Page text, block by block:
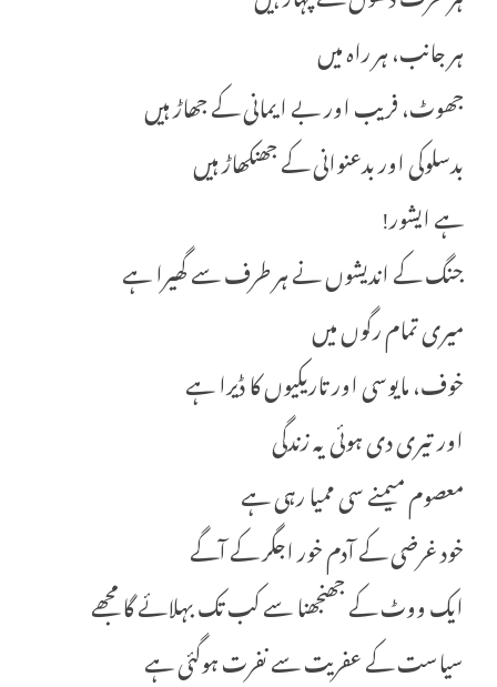
ہر جانب، ہر راہ میں
جھوٹ، فریب اور بے ایمانی کے جھاڑ ہیں
بدسلوکی اور بدعنوانی کے جھنکھاڑ ہیں
ہے ایشور!
جنگ کے اندیشوں نے ہر طرف سے گھیرا ہے
میری تمام رگوں میں
خوف، مایوسی اور تاریکیوں کا ڈیرا ہے
اور تیری دی ہوئی یہ زندگی
معصوم میمنے سی ممیا رہی ہے
خود غرضی کے آدم خور اجگر کے آگے
ایک ووٹ کے جھنجھنا سے کب تک بہلائے گا مجھے
سیاست کے عفریت سے نفرت ہوگئی ہے